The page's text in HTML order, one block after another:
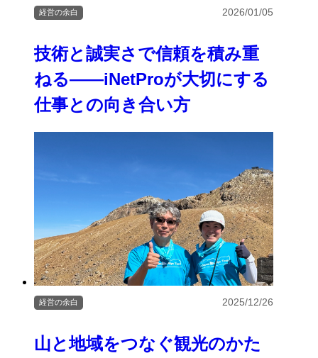
技術と誠実さで信頼を積み重
ねる――iNetProが大切にする
仕事との向き合い方
経営の余白 2026/01/05
山と地域をつなぐ観光のかた
経営の余白 2025/12/26